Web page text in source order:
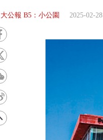
大公報 B5：小公園 2025-02-28